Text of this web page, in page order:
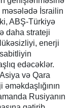
məsələdə İsrailin
ABŞ-Türkiyə
daha strateji
enerji
edəcəklər.
və Qara
Rusiyanın